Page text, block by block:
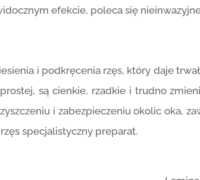
efekcie, poleca się
i podkręcenia rzęs, który daje
są cienkie, rzadkie i trudno
i zabezpieczeniu okolic oka,
specjalistyczny preparat.